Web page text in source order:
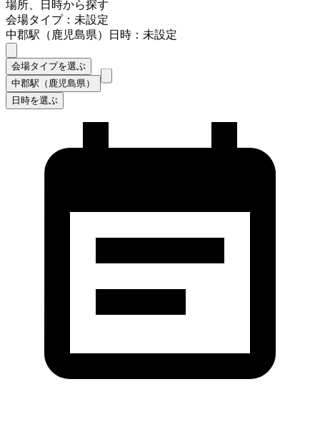
場所、日時から探す
会場タイプ：未設定
中郡駅（鹿児島県）
日時：未設定
会場タイプを選ぶ
中郡駅（鹿児島県）
日時を選ぶ